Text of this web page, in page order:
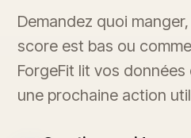
Demandez quoi
score est bas ou
ForgeFit lit vos
une prochaine action